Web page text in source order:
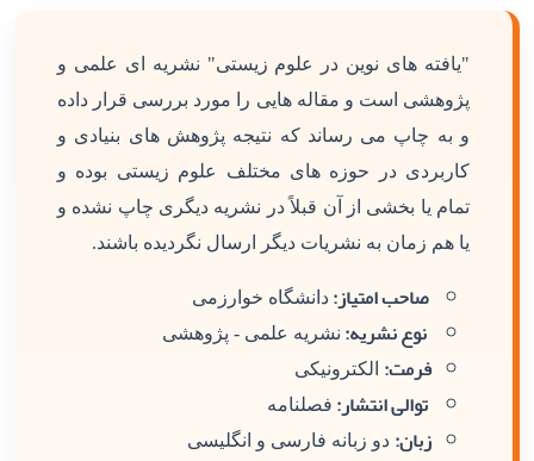
"یافته های نوین در علوم زیستی" نشریه ای علمی و
پژوهشی است و مقاله هایی را مورد بررسی قرار داده
و به چاپ می رساند که نتیجه پژوهش های بنیادی و
کاربردی در حوزه های مختلف علوم زیستی بوده و
تمام یا بخشی از آن قبلاً در نشریه دیگری چاپ نشده و
یا هم زمان به نشریات دیگر ارسال نگردیده باشند.
صاحب امتیاز: دانشگاه خوارزمی
نوع نشریه: نشریه علمی - پژوهشی
فرمت: الکترونیکی
توالی انتشار: فصلنامه
زبان: دو زبانه فارسی و انگلیسی